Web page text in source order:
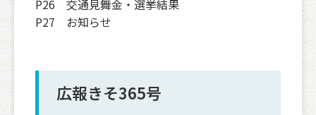
P26 交通見舞金・選挙結果
P27 お知らせ
広報きそ365号